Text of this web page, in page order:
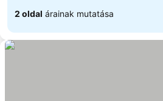
2 oldal árainak mutatása